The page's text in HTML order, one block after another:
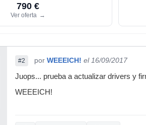
790 €
Ver oferta →
#2 por WEEEICH! el 16/09/2017
Juops... prueba a actualizar drivers y
WEEEICH!